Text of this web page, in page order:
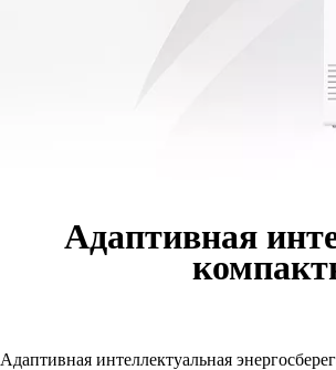
Адаптивная
Адаптивная интеллектуальная